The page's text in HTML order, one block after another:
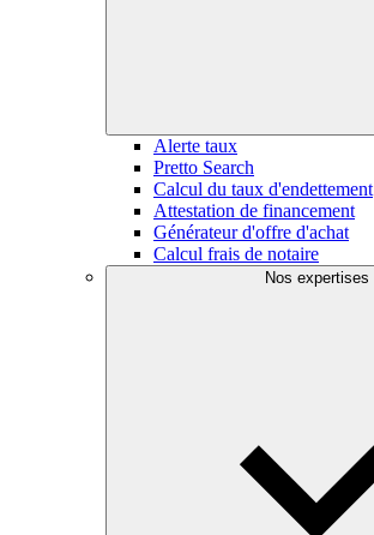
Alerte taux
Pretto Search
Calcul du taux d'endettement
Attestation de financement
Générateur d'offre d'achat
Calcul frais de notaire
Nos expertises